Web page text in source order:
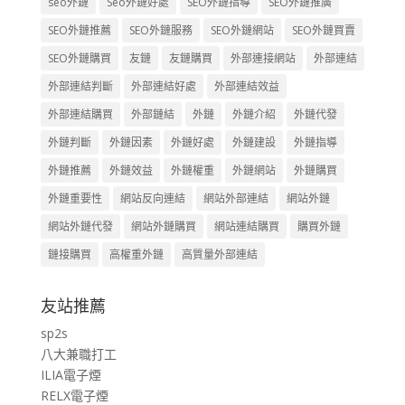
SEO外鏈推薦
SEO外鏈服務 SEO外鏈網站
SEO外鏈買賣
SEO外鏈購買
友鏈 友鏈購買 外部連接網站
外部連結
外部連結判斷
外部連結好處
外部連結效益
外部連結購買
外部鏈結 外鏈 外鏈介紹
外鏈代發
外鏈判斷
外鏈因素 外鏈好處 外鏈建設
外鏈指導
外鏈推薦
外鏈效益 外鏈權重 外鏈網站
外鏈購買
外鏈重要性
網站反向連結 網站外部連結
網站外鏈
網站外鏈代發
網站外鏈購買 網站連結購買
購買外鏈
鏈接購買
高權重外鏈 高質量外部連結
友站推薦
sp2s
八大兼職打工
ILIA電子煙
RELX電子煙